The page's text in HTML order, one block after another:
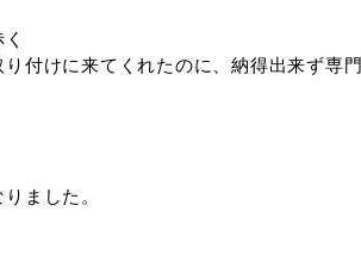
付けに来てくれたのに、納得出来ず専門
ました。